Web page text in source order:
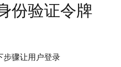
份验证令牌
步骤让用户登录